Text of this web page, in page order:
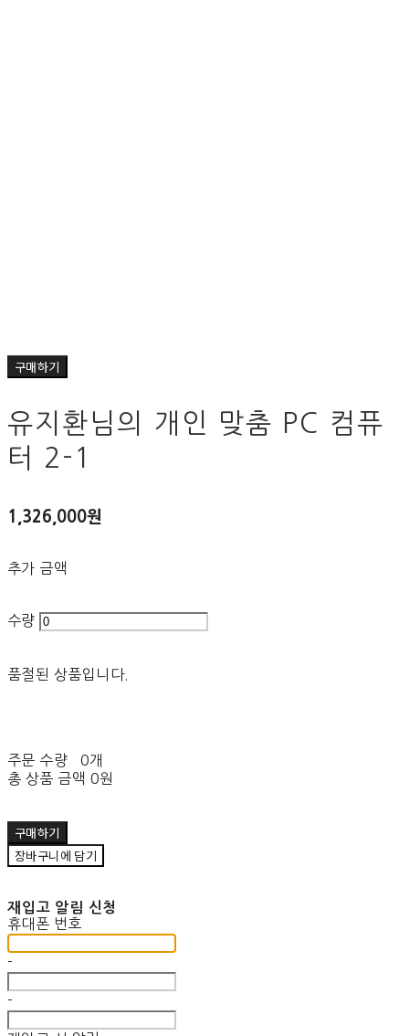
구매하기
유지환님의 개인 맞춤 PC 컴퓨
터 2-1
1,326,000원
추가 금액
수량
품절된 상품입니다.
주문 수량
0개
총 상품 금액 0원
구매하기
장바구니에 담기
재입고 알림 신청
휴대폰 번호
-
-